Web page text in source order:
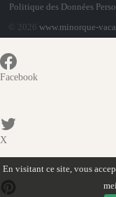
En visitant ce site, vous
Politique des Données
© 2026 www.minorque-
Facebook
X